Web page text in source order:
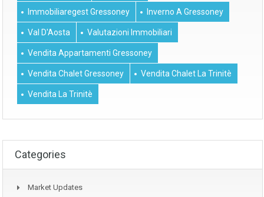
Immobiliaregest Gressoney Inverno A Gressoney
Val D'Aosta Valutazioni Immobiliari
Vendita Appartamenti Gressoney
Vendita Chalet Gressoney Vendita Chalet La Trinitè
Vendita La Trinitè
Categories
Market Updates